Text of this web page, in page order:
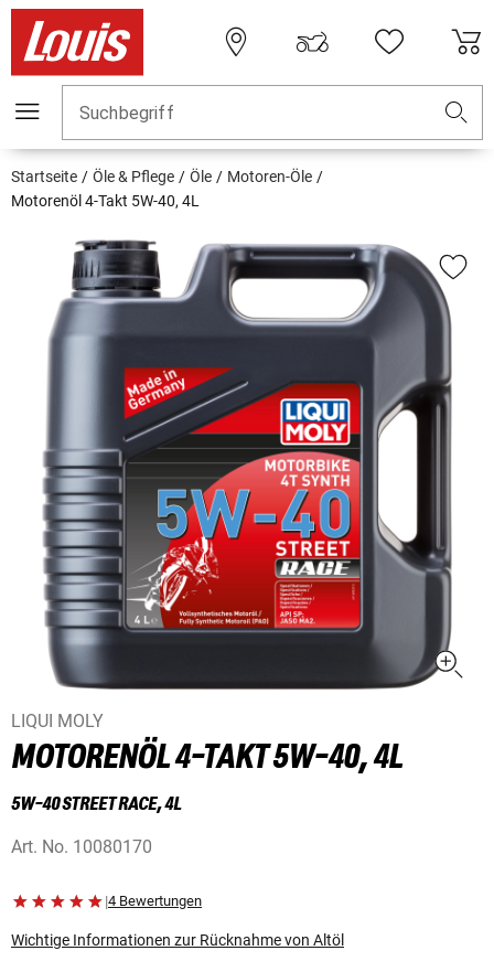
Suchbegriff
Startseite Öle & Pflege Öle
Motoren-Öle
Motorenöl 4-Takt 5W-40, 4L
LIQUI MOLY
MOTORENÖL 4-TAKT 5W-40, 4L
5W-40 STREET RACE, 4L
Art. No. 10080170
|4 Bewertungen
Wichtige Informationen zur Rücknahme von Altöl